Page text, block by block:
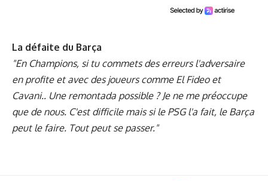
La défaite du Barça
"En Champions, si tu commets des erreurs l'adversaire
en profite et avec des joueurs comme El Fideo et
Cavani.. Une remontada possible ? Je ne me préoccupe
que de nous. C'est difficile mais si le PSG l'a fait, le Barça
peut le faire. Tout peut se passer."